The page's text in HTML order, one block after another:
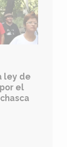
ley de
el